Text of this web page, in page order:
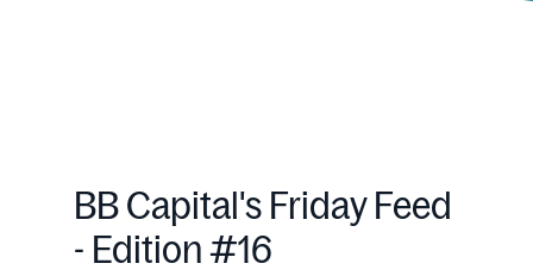
BB Capital's Friday Feed
- Edition #16